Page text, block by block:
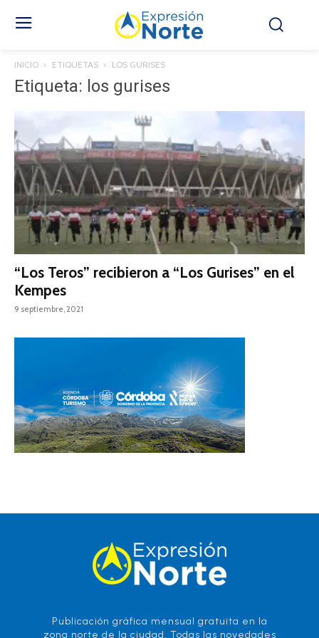
INICIO ETIQUETAS LOS GURISES
Etiqueta: los gurises
“Los Teros” recibieron a “Los Gurises” en el
Kempes
9 septiembre, 2021
Publicación gráfica mensual gratuita en la
zona norte de la ciudad. Todas las novedades